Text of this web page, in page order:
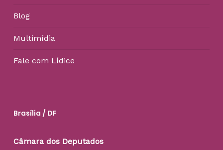
Blog
Multimídia
Fale com Lídice
Brasília / DF
Câmara dos Deputados